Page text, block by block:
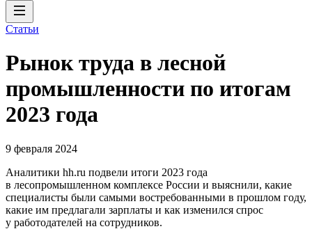
Статьи
Рынок труда в лесной
промышленности по итогам
2023 года
9 февраля 2024
Аналитики hh.ru подвели итоги 2023 года
в лесопромышленном комплексе России и выяснили, какие
специалисты были самыми востребованными в прошлом году,
какие им предлагали зарплаты и как изменился спрос
у работодателей на сотрудников.